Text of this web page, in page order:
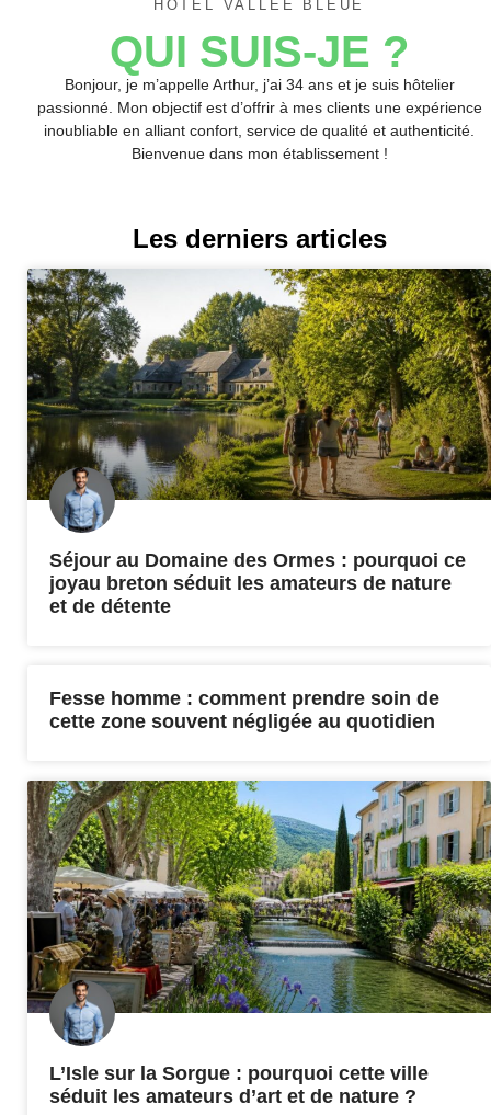
HÔTEL VALLÉE BLEUE
QUI SUIS-JE ?
Bonjour, je m’appelle Arthur, j’ai 34 ans et je suis hôtelier
passionné. Mon objectif est d’offrir à mes clients une expérience
inoubliable en alliant confort, service de qualité et authenticité.
Bienvenue dans mon établissement !
Les derniers articles
Séjour au Domaine des Ormes : pourquoi ce
joyau breton séduit les amateurs de nature
et de détente
Fesse homme : comment prendre soin de
cette zone souvent négligée au quotidien
L’Isle sur la Sorgue : pourquoi cette ville
séduit les amateurs d’art et de nature ?